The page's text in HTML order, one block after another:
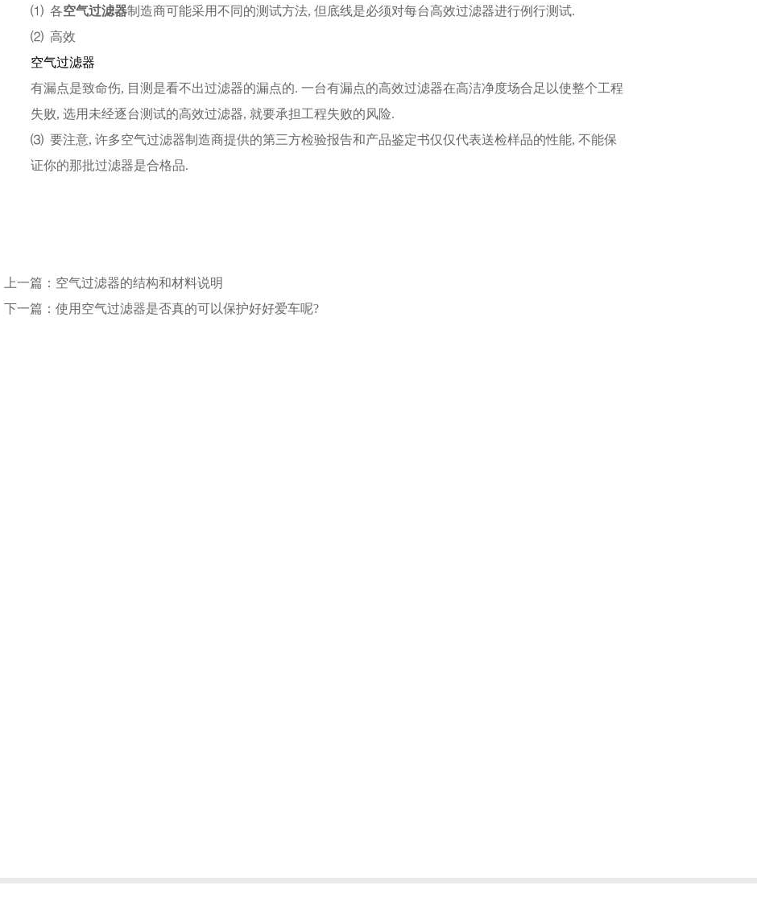
⑴ 各空气过滤器制造商可能采用不同的测试方法, 但底线是必须对每台高效过滤器进行例行测试.
⑵ 高效
空气过滤器
有漏点是致命伤, 目测是看不出过滤器的漏点的. 一台有漏点的高效过滤器在高洁净度场合足以使整个工程
失败, 选用未经逐台测试的高效过滤器, 就要承担工程失败的风险.
⑶ 要注意, 许多空气过滤器制造商提供的第三方检验报告和产品鉴定书仅仅代表送检样品的性能, 不能保
证你的那批过滤器是合格品.
上一篇：空气过滤器的结构和材料说明
下一篇：使用空气过滤器是否真的可以保护好好爱车呢?